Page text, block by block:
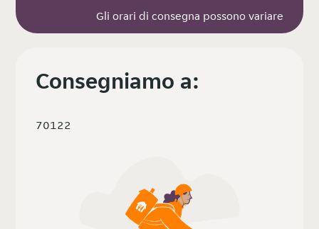
Gli orari di consegna possono variare
Consegniamo a:
70122